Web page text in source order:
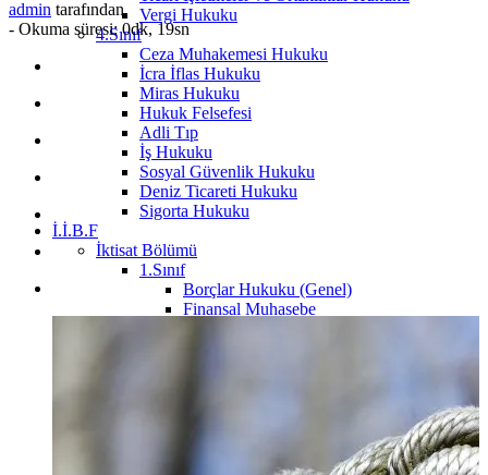
Vergi Hukuku
4.Sınıf
Ceza Muhakemesi Hukuku
İcra İflas Hukuku
Miras Hukuku
Hukuk Felsefesi
Adli Tıp
İş Hukuku
Sosyal Güvenlik Hukuku
Deniz Ticareti Hukuku
Sigorta Hukuku
İ.İ.B.F
İktisat Bölümü
1.Sınıf
Borçlar Hukuku (Genel)
Finansal Muhasebe
Yönetim ve Organizasyon
admin tarafından
- Okuma süresi: 0dk, 19sn